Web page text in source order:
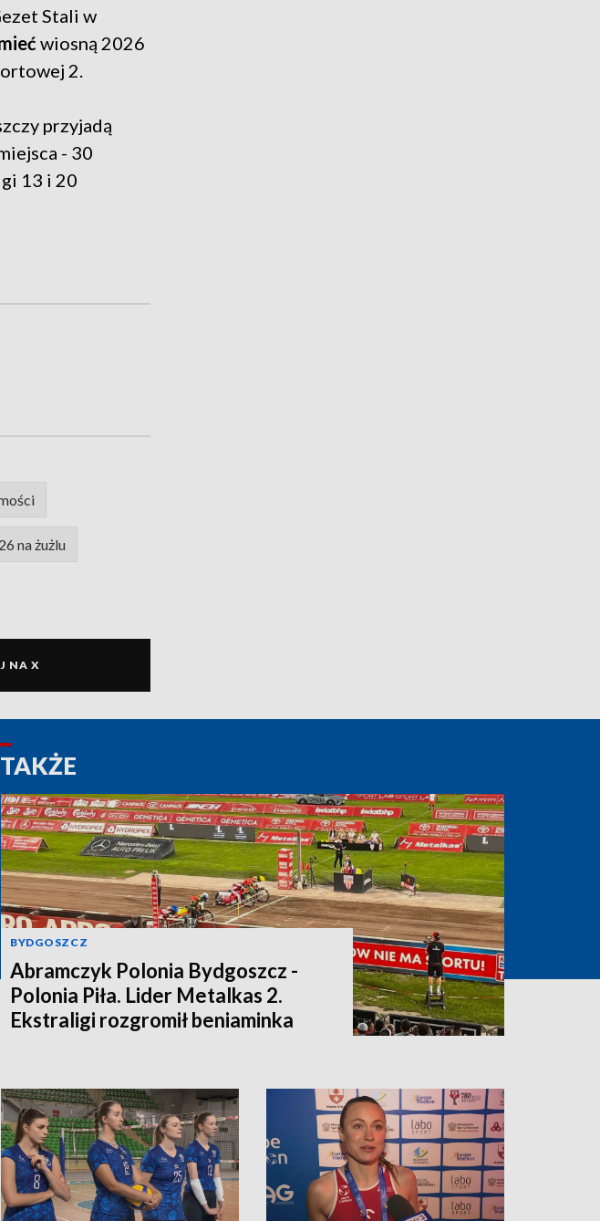
Stali w
wiosną 2026
2.
przyjadą
- 30
13 i 20
na żużlu
NA X
BYDGOSZCZ
Abramczyk Polonia Bydgoszcz -
Polonia Piła. Lider Metalkas 2.
Ekstraligi rozgromił beniaminka